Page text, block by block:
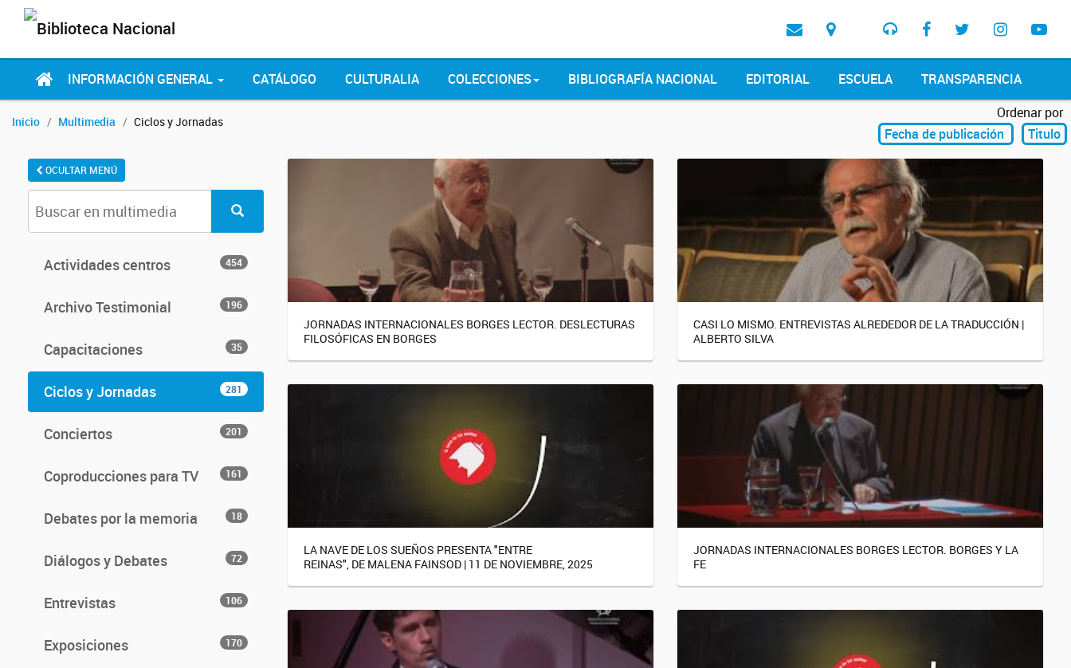
INFORMACIÓN GENERAL CATÁLOGO CULTURALIA COLECCIONES BIBLIOGRAFÍA NACIONAL EDITORIAL ESCUELA TRANSPARENCIA
Inicio Multimedia Ciclos y Jornadas
Ordenar por
Fecha de publicación
Titulo
OCULTAR MENÚ
Actividades centros 454
Archivo Testimonial 196
Capacitaciones 35
Ciclos y Jornadas 281
Conciertos 201
Coproducciones para TV 161
Debates por la memoria 18
Diálogos y Debates 72
Entrevistas 106
Exposiciones 170
JORNADAS INTERNACIONALES BORGES LECTOR. DESLECTURAS
FILOSÓFICAS EN BORGES
CASI LO MISMO. ENTREVISTAS ALREDEDOR DE LA TRADUCCIÓN |
ALBERTO SILVA
LA NAVE DE LOS SUEÑOS PRESENTA "ENTRE
REINAS", DE MALENA FAINSOD | 11 DE NOVIEMBRE, 2025
JORNADAS INTERNACIONALES BORGES LECTOR. BORGES Y LA
FE